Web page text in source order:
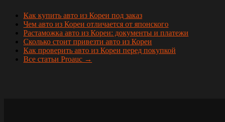
Как купить авто из Кореи под заказ
Чем авто из Кореи отличается от японского
Растаможка авто из Кореи: документы и платежи
Сколько стоит привезти авто из Кореи
Как проверить авто из Кореи перед покупкой
Все статьи Proauc →